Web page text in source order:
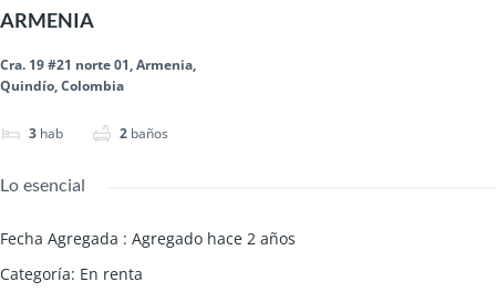
ARMENIA
Cra. 19 #21 norte 01, Armenia,
Quindío, Colombia
3 hab 2 baños
Lo esencial
Fecha Agregada : Agregado hace 2 años
Categoría: En renta